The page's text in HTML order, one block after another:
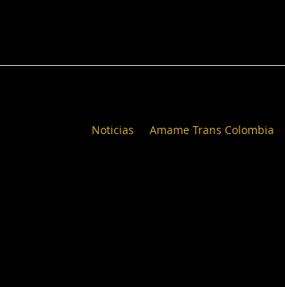
Noticias Amame Trans Colombia